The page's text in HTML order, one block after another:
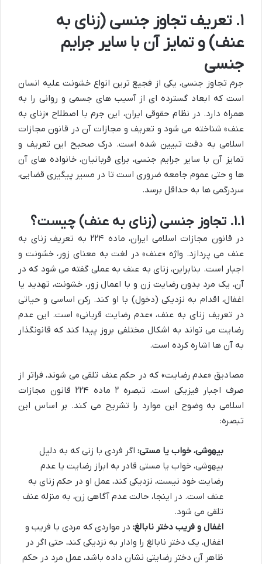
۱. تعریف تجاوز جنسی (زنای به
عنف) و تمایز آن با سایر جرایم
جنسی
جرم تجاوز جنسی، یکی از فجیع ترین انواع خشونت علیه انسان
است که ابعاد گسترده ای از آسیب های جسمی و روانی را به
همراه دارد. در نظام حقوقی ایران، این جرم با اصطلاح «زنای به
عنف» شناخته می شود و تعریف و مجازات آن در قانون مجازات
اسلامی به دقت تبیین شده است. درک صحیح این تعریف و
تمایز آن با سایر جرایم جنسی، برای قربانیان، خانواده های آن
ها و حتی عموم جامعه ضروری است تا در مسیر پیگیری قضایی،
سردرگمی ها به حداقل برسد.
۱.۱. تجاوز جنسی (زنای به عنف) چیست؟
در قانون مجازات اسلامی ایران، ماده ۲۲۴ به تعریف زنای به
عنف می پردازد. واژه «عنف» در لغت به معنای زور، خشونت و
اجبار است. بنابراین، زنای به عنف به عملی گفته می شود که در
آن، یک مرد بدون رضایت زن و با اعمال زور، خشونت، تهدید یا
اغفال، اقدام به نزدیکی (دخول) با او کند. رکن اساسی و حیاتی
در تعریف زنای به عنف، «عدم رضایت قربانی» است. این عدم
رضایت می تواند به اشکال مختلفی بروز پیدا کند که قانونگذار
به آن ها اشاره کرده است.
مصادیق «عدم رضایت» که در حکم عنف تلقی می شوند، فراتر از
صرف اجبار فیزیکی است. تبصره ۲ ماده ۲۲۴ قانون مجازات
اسلامی به وضوح این موارد را تشریح می کند. بر اساس این
تبصره:
بیهوشی، خواب یا مستی: اگر فردی با زنی که به دلیل
بیهوشی، خواب یا مستی قادر به ابراز رضایت یا عدم
رضایت خود نیست، نزدیکی کند، عمل او در حکم زنای به
عنف است. در اینجا، حالت عدم آگاهی زن، به منزله عنف
تلقی می شود.
اغفال و فریب دختر نابالغ: در مواردی که مردی با فریب و
اغفال، یک دختر نابالغ را وادار به نزدیکی کند، حتی اگر در
ظاهر آن دختر رضایتی نشان داده باشد، عمل مرد در حکم